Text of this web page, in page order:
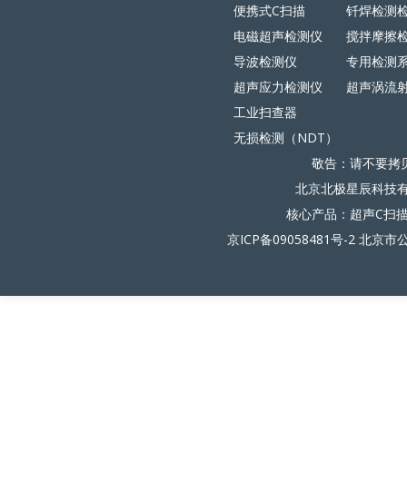
便携式C扫描
电磁超声检测仪
导波检测仪
超声应力检测仪
工业扫查器
无损检测（NDT）
钎焊检测
搅拌摩擦
专用检测
超声涡流
敬告：请不要拷
北京北极星辰科技
核心产品：超声C扫
京ICP备09058481号-2 北京市